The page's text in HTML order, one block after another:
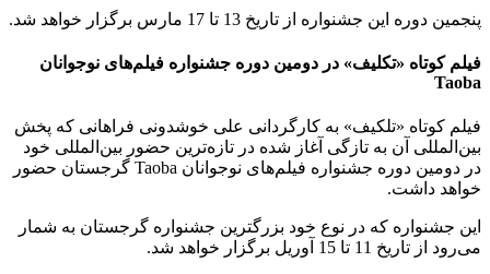
پنجمین دوره این جشنواره از تاریخ 13 تا 17 مارس برگزار خواهد شد.
فیلم کوتاه «تکلیف» در دومین دوره جشنواره فیلم‌های نوجوانان
Taoba
فیلم کوتاه «تلکیف» به کارگردانی علی خوشدونی فراهانی که پخش
بین‌المللی آن به تازگی آغاز شده در تازه‌ترین حضور بین‌المللی خود
در دومین دوره جشنواره فیلم‌های نوجوانان Taoba گرجستان حضور
خواهد داشت.
این جشنواره که در نوع خود بزرگترین جشنواره گرجستان به شمار
می‌رود از تاریخ 11 تا 15 آوریل برگزار خواهد شد.